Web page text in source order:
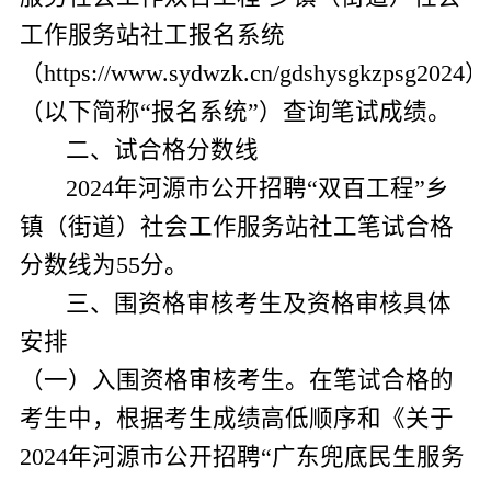
工作服务站社工报名系统
（https://www.sydwzk.cn/gdshysgkzpsg2024
（以下简称“报名系统”）查询笔试成绩。
二、试合格分数线
2024年河源市公开招聘“双百工程”乡
镇（街道）社会工作服务站社工笔试合格
分数线为55分。
三、围资格审核考生及资格审核具体
安排
（一） 入围资格审核考生。 在笔试合格的
考生中，根据考生成绩高低顺序和《关于
2024年河源市公开招聘“广东兜底民生服务